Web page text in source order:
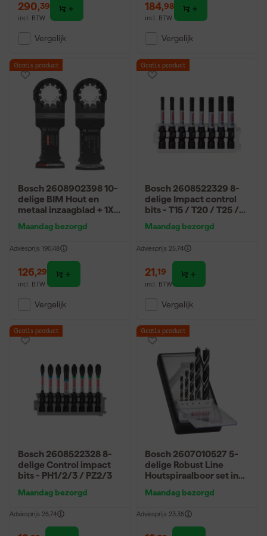
290,39
incl. BTW
Vergelijk
184,98
incl. BTW
Vergelijk
Gratis product
Bosch 2608902398 10-
delige BIM Hout en
metaal inzaagblad + 1X
zaagblad
Maandag bezorgd
Adviesprijs 190,48
126,29
incl. BTW
Vergelijk
Gratis product
Bosch 2608522329 8-
delige Impact control
bits - T15 / T20 / T25 /
Maandag bezorgd
Adviesprijs 25,74
21 ,19
incl. BTW
Vergelijk
Gratis product
Bosch 2608522328 8-
delige Control impact
bits - PH1/2/3 / PZ2/3
Maandag bezorgd
Adviesprijs 25,74
Gratis product
Bosch 2607010527 5-
delige Robust Line
Houtspiraalboor set in
Maandag bezorgd
Adviesprijs 23,35